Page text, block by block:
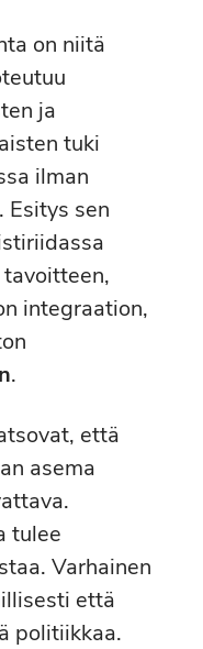
on niitä
ja
tuki
ilman
sen
integraation,
.
että
asema
tulee
Varhainen
että
politiikkaa.